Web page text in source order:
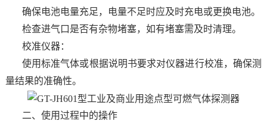
确保电池电量充足，电量不足时应及时充电或更换电池。
检查进气口是否有杂物堵塞，如有堵塞需及时清理。
校准仪器：
使用标准气体或根据说明书要求对仪器进行校准，确保测
量结果的准确性。
二、使用过程中的操作